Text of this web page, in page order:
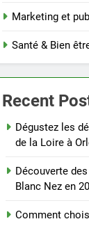
Marketing et
Santé & Bien
Recent
Dégustez les
de la Loire à
Découverte
Blanc Nez en
Comment